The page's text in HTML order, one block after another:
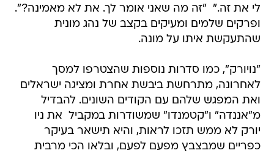
לי את זה."  "זה מה שאני אומר לך. את לא מאמינה?".
ופרקים שלמים ומעיקים בקצב של נהג מונית
שהתעקשת איתו על מונה.
"נויורק", כמו סדרות נוספות שהצטרפו למסך
לאחרונה, מתרחשת ביבשת אחרת ומציגה ישראלים
ואת המפגש שלהם עם הקודים השונים. להבדיל
מ"אננדה" ו"קטמנדו" שמשודרות במקביל  את ניו
יורק לא ממש תזכו לראות, והיא תישאר בעיקר
כפריים שמבצבץ מפעם לפעם, ובלאו הכי מרבית